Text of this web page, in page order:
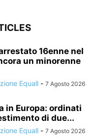
16enne nel
un minorenne
Equall - 7 Agosto 2026
in Europa: ordinati
di due...
Equall - 7 Agosto 2026